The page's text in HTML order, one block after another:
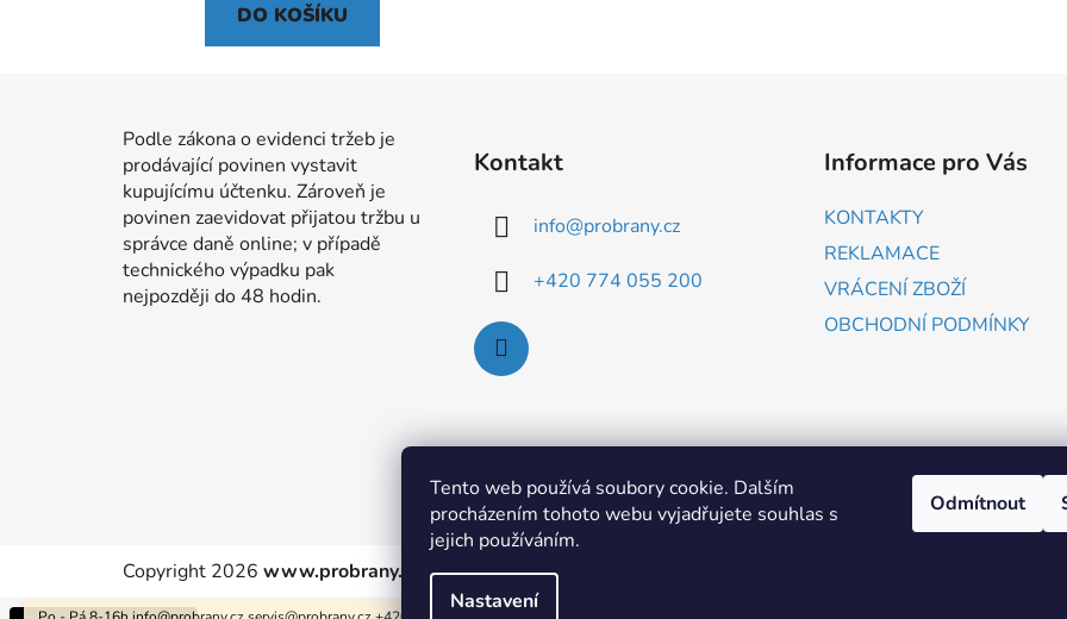
Tento web používá soubory cookie. Dalším
procházením tohoto webu vyjadřujete souhlas s
jejich používáním.
Nastavení
Odmítnout
DO KOŠÍKU
Podle zákona o evidenci tržeb je
prodávající povinen vystavit
kupujícímu účtenku. Zároveň je
povinen zaevidovat přijatou tržbu u
správce daně online; v případě
technického výpadku pak
nejpozději do 48 hodin.
Kontakt
info@probrany.cz
+420 774 055 200
Informace pro Vás
KONTAKTY
REKLAMACE
VRÁCENÍ ZBOŽÍ
OBCHODNÍ PODMÍNKY
ZBOŽÍ.CZ HEUREKA.CZ
Copyright 2026 www.probrany.cz . Všechna práva vyhrazena.